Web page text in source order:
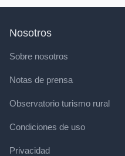
Nosotros
Sobre nosotros
Notas de prensa
Observatorio turismo rural
Condiciones de uso
Privacidad